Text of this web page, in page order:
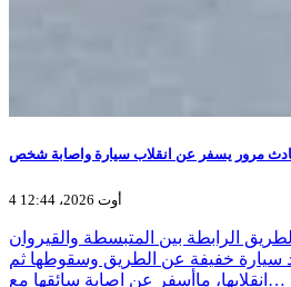
مرور يسفر عن انقلاب سيارة واصابة شخص
4 أوت 2026، 12:44
الرابطة بين المتبسطة والقيروان
سيارة خفيفة عن الطريق وسقوطها ثم
انقلابها، ماأسفر عن اصابة سائقها مع…